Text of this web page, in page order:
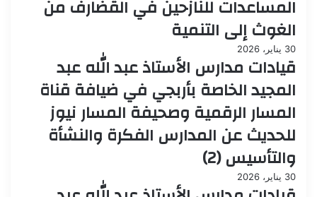
المساعدات للنازحين في القضارف من
الغوث إلى التنمية
30 يناير، 2026
قيادات مدارس الأستاذ عبد الله عبد
المجيد الخاصة بأربجي في ضيافة قناة
المسار الرقمية وصحيفة المسار نيوز
للحديث عن المدارس الفكرة والنشأة
والتأسيس (2)
30 يناير، 2026